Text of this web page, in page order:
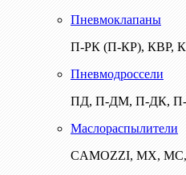
Пневмоклапаны
П-РК (П-КР), КВР,
Пневмодроссели
ПД, П-ДМ, П-ДК, П-
Маслораспылители
CAMOZZI, МХ,